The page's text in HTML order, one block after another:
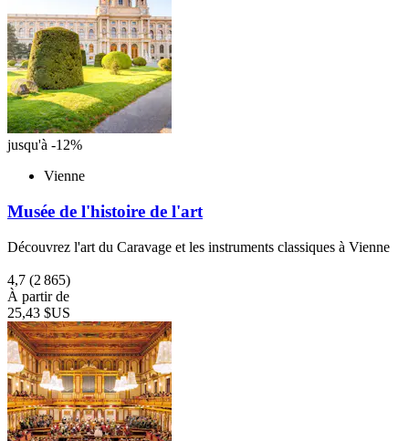
jusqu'à -12%
Vienne
Musée de l'histoire de l'art
Découvrez l'art du Caravage et les instruments classiques à Vienne
4,7 (2 865)
À partir de
25,43 $US